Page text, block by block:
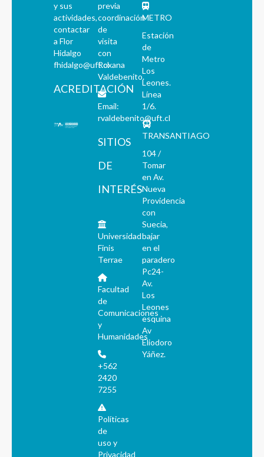
y sus
actividades,
contactar
a Flor
Hidalgo
fhidalgo@uft.cl
ACREDITACIÓN
previa
coordinación
de
visita
con
Roxana
Valdebenito.
Email:
rvaldebenito@uft.cl
SITIOS
DE
INTERÉS
Universidad
Finis
Terrae
Facultad
de
Comunicaciones
y
Humanidades
+562
2420
7255
Políticas
de
uso y
Privacidad
METRO
Estación
de
Metro
Los
Leones.
Línea
1/6.
TRANSANTIAGO
104 /
Tomar
en Av.
Nueva
Providencia
con
Suecia,
bajar
en el
paradero
Pc24-
Av.
Los
Leones
esquina
Av
Eliodoro
Yáñez.